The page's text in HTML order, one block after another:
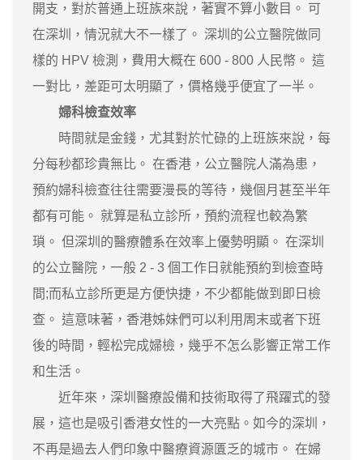
開支，對於普通上班族來說，著實不算小數目。 可
在深圳，情況就大不一樣了。 深圳的公立醫院做同
樣的 HPV 檢測，費用大概在 600 - 800 人民幣。 這
一對比，差距可太明顯了，價格幾乎便宜了一半。
婦科檢查效率
時間就是金錢，尤其對於忙碌的上班族來說，每
分每秒都珍貴無比。 在香港，公立醫院人滿為患，
預約婦科檢查往往需要漫長的等待，幾個月甚至半年
都有可能。 就算是私立診所，預約流程也較為繁
瑣。 但深圳的醫療體系在效率上優勢明顯。 在深圳
的公立醫院，一般 2 - 3 個工作日就能預約到檢查時
間;而私立診所更是方便快捷，不少都能做到即日檢
查。 這意味著，香港姊妹們可以利用周末或者下班
後的時間，輕松完成婦檢，幾乎不怎么影響正常工作
和生活。
近年來，深圳醫療設備和技術取得了飛躍式的發
展，這也是吸引香港女性的一大亮點。如今的深圳，
不再是過去人們印象中醫療資源匱乏的城市。 在婦